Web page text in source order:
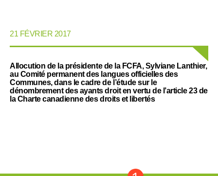
21 FÉVRIER 2017
Allocution de la présidente de la FCFA, Sylviane Lanthier,
au Comité permanent des langues officielles des
Communes, dans le cadre de l’étude sur le
dénombrement des ayants droit en vertu de l’article 23 de
la Charte canadienne des droits et libertés